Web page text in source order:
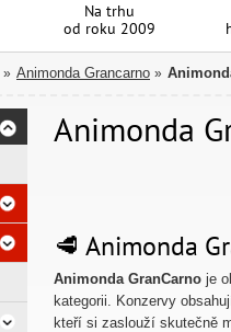
Na trhu
od roku 2009
» Animonda Grancarno »
Animonda
🥩 Animonda
Animonda GranCarno je
kategorii. Konzervy
kteří si zaslouží skutečně